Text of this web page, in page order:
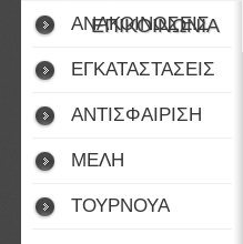
ΕΠΙΚΟΙΝΩΝΙΑ
ΑΝΑΚΟΙΝΩΣΕΙΣ
ΕΓΚΑΤΑΣΤΑΣΕΙΣ
ΑΝΤΙΣΦΑΙΡΙΣΗ
ΜΕΛΗ
ΤΟΥΡΝΟΥΑ